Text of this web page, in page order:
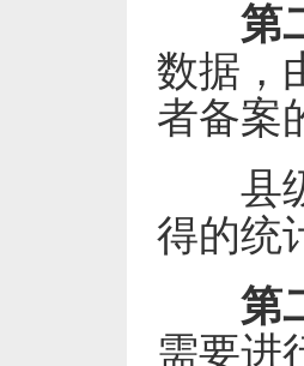
第
数据，
者备案
县级
得的统
第
需要进